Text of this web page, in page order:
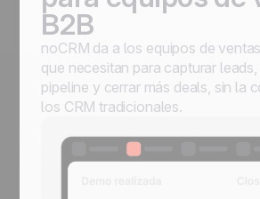
B2B
noCRM da a los equipos de
que necesitan para capturar
pipeline y cerrar más deals, sin la
los CRM tradicionales.